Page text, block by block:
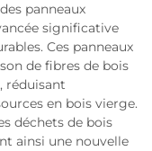
panneaux
significative
Ces panneaux
de fibres de bois
réduisant
en bois vierge.
déchets de bois
ainsi une nouvelle